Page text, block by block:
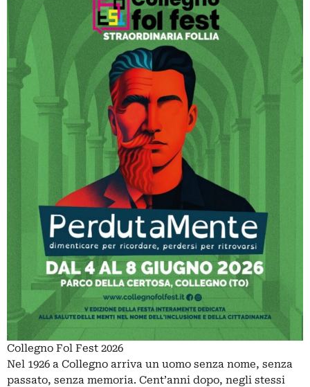
Collegno Fol Fest 2026
Nel 1926 a Collegno arriva un uomo senza nome, senza
passato, senza memoria. Cent’anni dopo, negli stessi